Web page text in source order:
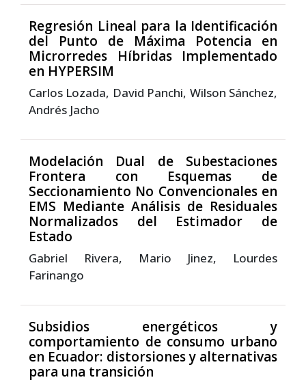
Regresión Lineal para la Identificación
del Punto de Máxima Potencia en
Microrredes Híbridas Implementado
en HYPERSIM
Carlos Lozada, David Panchi, Wilson Sánchez,
Andrés Jacho
Modelación Dual de Subestaciones
Frontera con Esquemas de
Seccionamiento No Convencionales en
EMS Mediante Análisis de Residuales
Normalizados del Estimador de
Estado
Gabriel Rivera, Mario Jinez, Lourdes
Farinango
Subsidios energéticos y
comportamiento de consumo urbano
en Ecuador: distorsiones y alternativas
para una transición